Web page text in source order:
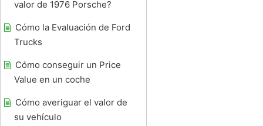
valor de 1976 Porsche?
Cómo la Evaluación de Ford
Trucks
Cómo conseguir un Price
Value en un coche
Cómo averiguar el valor de
su vehículo